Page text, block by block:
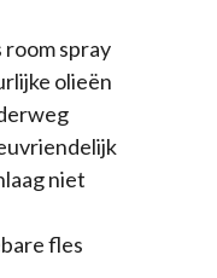
room spray
olieën
niet
fles